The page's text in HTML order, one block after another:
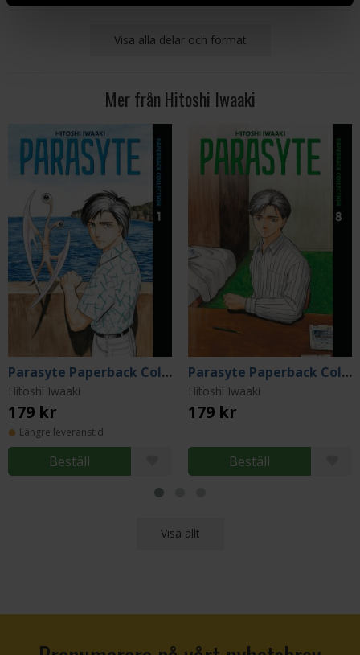
Visa alla delar och format
Mer från Hitoshi Iwaaki
Parasyte Paperback Collection 1
Hitoshi Iwaaki
179 kr
Längre leveranstid
Beställ
Parasyte Paperback Collection 8
Hitoshi Iwaaki
179 kr
Beställ
Visa allt